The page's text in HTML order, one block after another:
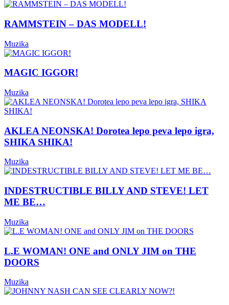
RAMMSTEIN – DAS MODELL!
Muzika
MAGIC IGGOR!
Muzika
AKLEA NEONSKA! Dorotea lepo peva lepo igra,
SHIKA SHIKA!
Muzika
INDESTRUCTIBLE BILLY AND STEVE! LET
ME BE…
Muzika
L.E WOMAN! ONE and ONLY JIM on THE
DOORS
Muzika